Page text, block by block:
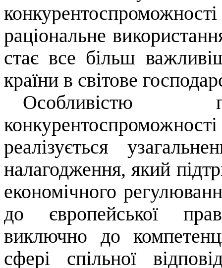
раціональне
стає все більш
країни в світове
Особливістю
реалізується
налагодження, який
економічного
до європейської
виключно до
сфері спільної